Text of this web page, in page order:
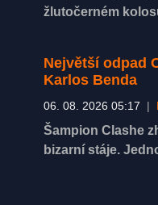
žlutočerném
Největší odpad
Karlos Benda
06. 08. 2026 05:17
Šampion Clashe
bizarní stáje.